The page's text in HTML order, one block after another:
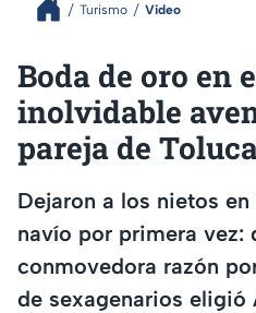
Turismo Video
Boda de oro en
inolvidable
pareja de
Dejaron a los nietos
navío por primera vez:
conmovedora razón
de sexagenarios eligió